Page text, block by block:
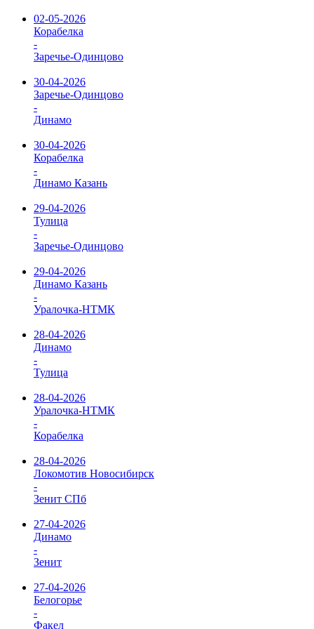
02-05-2026
Корабелка
-
Заречье-Одинцово
30-04-2026
Заречье-Одинцово
-
Динамо
30-04-2026
Корабелка
-
Динамо Казань
29-04-2026
Тулица
-
Заречье-Одинцово
29-04-2026
Динамо Казань
-
Уралочка-НТМК
28-04-2026
Динамо
-
Тулица
28-04-2026
Уралочка-НТМК
-
Корабелка
28-04-2026
Локомотив Новосибирск
-
Зенит СПб
27-04-2026
Динамо
-
Зенит
27-04-2026
Белогорье
-
Факел